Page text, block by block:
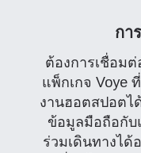
กา
ต้องการเชื่อม
แพ็กเกจ Voye
งานฮอตสปอตไ
ข้อมูลมือถือกับ
ร่วมเดินทางได้